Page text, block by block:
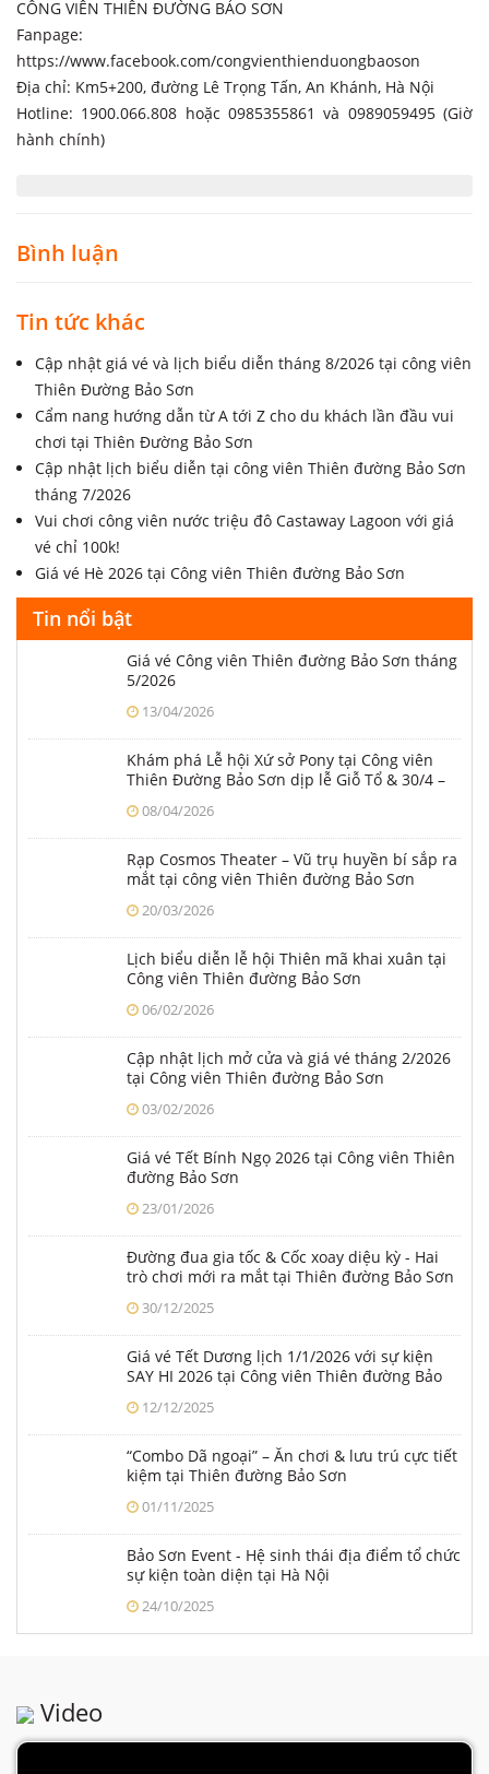
CÔNG VIÊN THIÊN ĐƯỜNG BẢO SƠN
Fanpage:
https://www.facebook.com/congvienthienduongbaoson
Địa chỉ: Km5+200, đường Lê Trọng Tấn, An Khánh, Hà Nội
Hotline: 1900.066.808 hoặc 0985355861 và 0989059495 (Giờ
hành chính)
Bình luận
Tin tức khác
Cập nhật giá vé và lịch biểu diễn tháng 8/2026 tại công viên
Thiên Đường Bảo Sơn
Cẩm nang hướng dẫn từ A tới Z cho du khách lần đầu vui
chơi tại Thiên Đường Bảo Sơn
Cập nhật lịch biểu diễn tại công viên Thiên đường Bảo Sơn
tháng 7/2026
Vui chơi công viên nước triệu đô Castaway Lagoon với giá
vé chỉ 100k!
Giá vé Hè 2026 tại Công viên Thiên đường Bảo Sơn
Tin nổi bật
Giá vé Công viên Thiên đường Bảo Sơn tháng
5/2026
13/04/2026
Khám phá Lễ hội Xứ sở Pony tại Công viên
Thiên Đường Bảo Sơn dịp lễ Giỗ Tổ & 30/4 –
08/04/2026
Rạp Cosmos Theater – Vũ trụ huyền bí sắp ra
mắt tại công viên Thiên đường Bảo Sơn
20/03/2026
Lịch biểu diễn lễ hội Thiên mã khai xuân tại
Công viên Thiên đường Bảo Sơn
06/02/2026
Cập nhật lịch mở cửa và giá vé tháng 2/2026
tại Công viên Thiên đường Bảo Sơn
03/02/2026
Giá vé Tết Bính Ngọ 2026 tại Công viên Thiên
đường Bảo Sơn
23/01/2026
Đường đua gia tốc & Cốc xoay diệu kỳ - Hai
trò chơi mới ra mắt tại Thiên đường Bảo Sơn
30/12/2025
Giá vé Tết Dương lịch 1/1/2026 với sự kiện
SAY HI 2026 tại Công viên Thiên đường Bảo
12/12/2025
“Combo Dã ngoại” – Ăn chơi & lưu trú cực tiết
kiệm tại Thiên đường Bảo Sơn
01/11/2025
Bảo Sơn Event - Hệ sinh thái địa điểm tổ chức
sự kiện toàn diện tại Hà Nội
24/10/2025
Video